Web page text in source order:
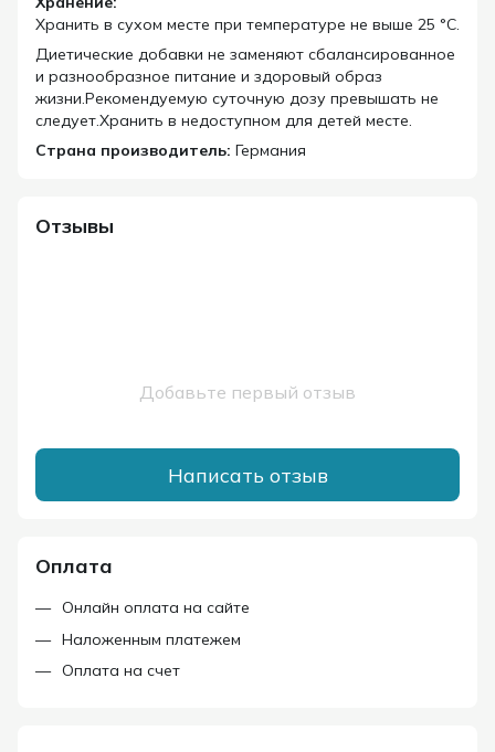
Хранить в сухом месте при температуре не выше 25 °C.
Диетические добавки не заменяют сбалансированное
и разнообразное питание и здоровый образ
жизни.Рекомендуемую суточную дозу превышать не
следует.Хранить в недоступном для детей месте.
Страна производитель: Германия
Отзывы
Добавьте первый отзыв
Написать отзыв
Оплата
Онлайн оплата на сайте
Наложенным платежем
Оплата на счет